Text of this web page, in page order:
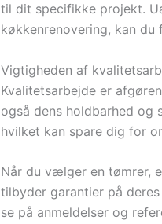
til dit specifikke projekt.
køkkenrenovering, kan du
Vigtigheden af
Kvalitetsarbejde er
også dens holdbarhed
hvilket kan spare dig for
Når du vælger en tømrer,
tilbyder garantier på
se på anmeldelser og